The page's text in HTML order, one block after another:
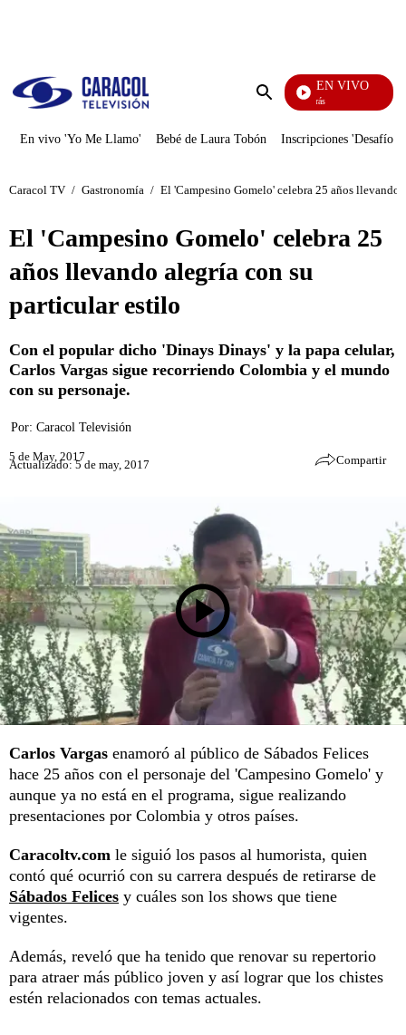
Enviar
EN VIVO
También Caerás
En vivo 'Yo Me Llamo' Bebé de Laura Tobón Inscripciones 'Desafío'
Caracol TV / Gastronomía / El 'Campesino Gomelo' celebra 25 años
El 'Campesino Gomelo' celebra 25
años llevando alegría con su
particular estilo
Con el popular dicho 'Dinays Dinays' y la papa celular,
Carlos Vargas sigue recorriendo Colombia y el mundo
con su personaje.
Por: Caracol Televisión
5 de May, 2017
Actualizado: 5 de may, 2017 Compartir
Carlos Vargas enamoró al público de Sábados Felices
hace 25 años con el personaje del 'Campesino Gomelo' y
aunque ya no está en el programa, sigue realizando
presentaciones por Colombia y otros países.
Caracoltv.com le siguió los pasos al humorista, quien
contó qué ocurrió con su carrera después de retirarse de
Sábados Felices y cuáles son los shows que tiene
vigentes.
Además, reveló que ha tenido que renovar su repertorio
para atraer más público joven y así lograr que los chistes
estén relacionados con temas actuales.